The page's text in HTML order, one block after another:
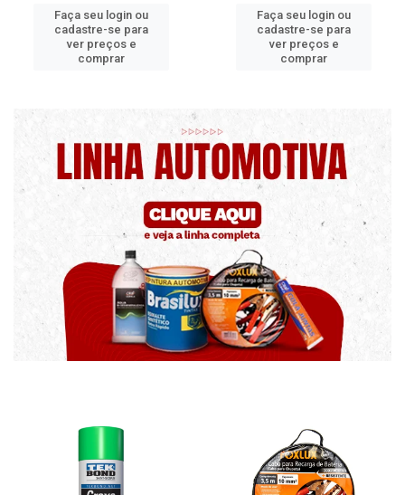
Faça seu login ou
cadastre-se para
ver preços e
comprar
Faça seu login ou
cadastre-se para
ver preços e
comprar